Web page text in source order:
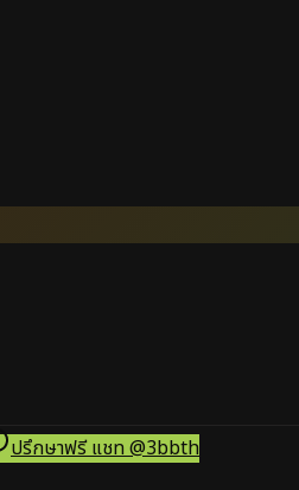
ปรึกษาฟรี แชท @3bbth